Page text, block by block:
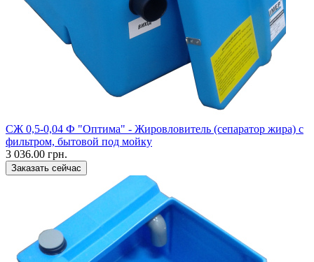
СЖ 0,5-0,04 Ф "Оптима" - Жировловитель (сепаратор жира) с
фильтром, бытовой под мойку
3 036.00 грн.
Заказать сейчас